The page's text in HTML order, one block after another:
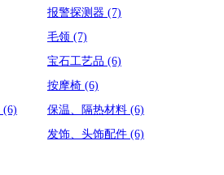
报警探测器 (7)
毛领 (7)
宝石工艺品 (6)
按摩椅 (6)
(6) 保温、隔热材料 (6)
发饰、头饰配件 (6)